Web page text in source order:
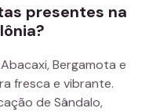
presentes na
Bergamota e
fresca e vibrante.
de Sândalo,